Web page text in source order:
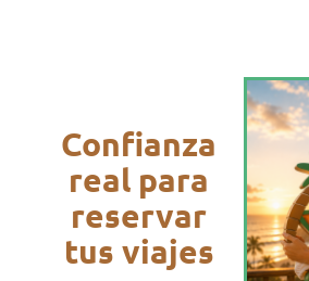
Confianza
real para
reservar
tus viajes